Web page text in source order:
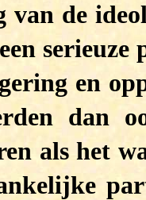
van de
en
dan
als het